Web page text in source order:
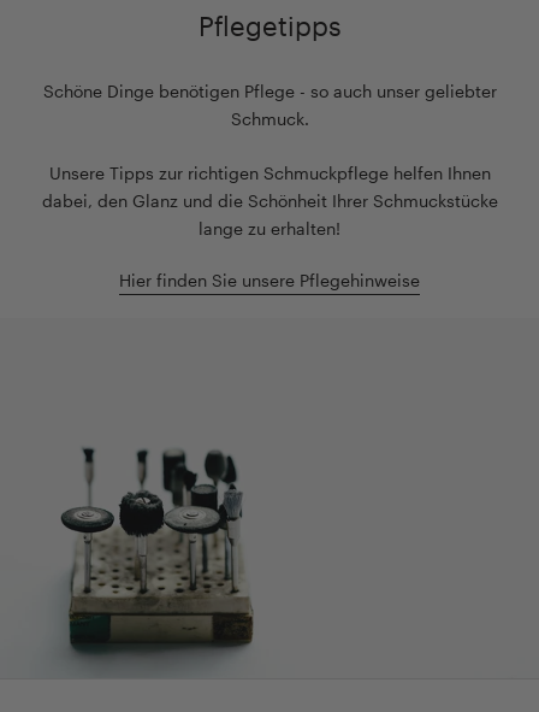
Pflegetipps
Schöne Dinge benötigen Pflege - so auch unser geliebter
Schmuck.
Unsere Tipps zur richtigen Schmuckpflege helfen Ihnen
dabei, den Glanz und die Schönheit Ihrer Schmuckstücke
lange zu erhalten!
Hier finden Sie unsere Pflegehinweise